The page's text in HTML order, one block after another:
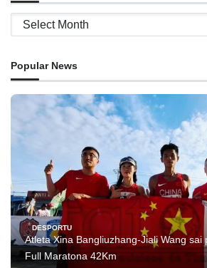
Archives
Popular News
DESPORTU
Atleta Xina Bangliuzhang-Jiali Wang sai
Full Maratona 42Km